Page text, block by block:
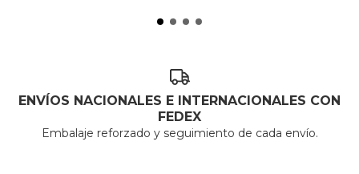
ENVÍOS NACIONALES E INTERNACIONALES CON
FEDEX
Embalaje reforzado y seguimiento de cada envío.